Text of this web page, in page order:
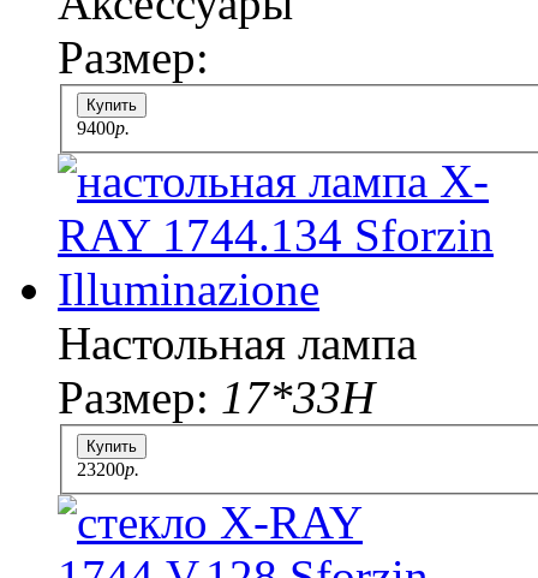
Размер:
Купить
9400p.
Настольная лампа
Размер: 17*33Н
Купить
23200p.